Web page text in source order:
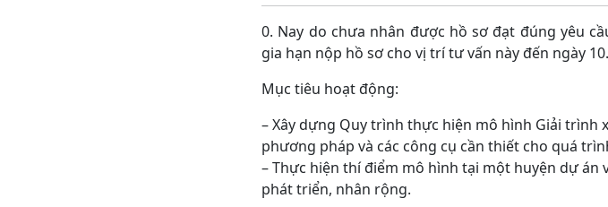
0. Nay do chưa nhân được hồ sơ đạt đúng yêu
gia hạn nộp hồ sơ cho vị trí tư vấn này đến ngày
Mục tiêu hoạt động:
– Xây dựng Quy trình thực hiện mô hình Giải trình
phương pháp và các công cụ cần thiết cho quá
– Thực hiện thí điểm mô hình tại một huyện dự án
phát triển, nhân rộng.